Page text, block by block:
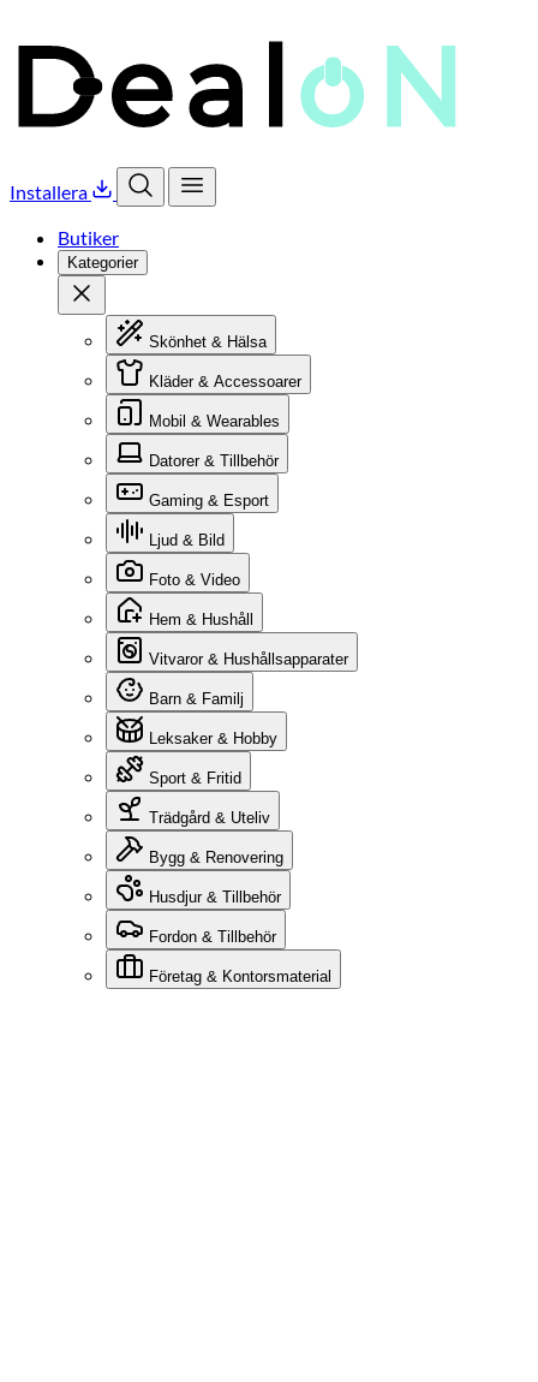
Installera
Öppna sökÖppna meny
Butiker
Kategorier
Stäng
Skönhet & Hälsa
Kläder & Accessoarer
Mobil & Wearables
Datorer & Tillbehör
Gaming & Esport
Ljud & Bild
Foto & Video
Hem & Hushåll
Vitvaror & Hushållsapparater
Barn & Familj
Leksaker & Hobby
Sport & Fritid
Trädgård & Uteliv
Bygg & Renovering
Husdjur & Tillbehör
Fordon & Tillbehör
Företag & Kontorsmaterial